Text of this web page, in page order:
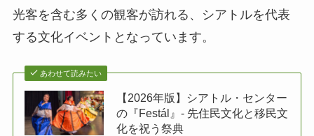
光客を含む多くの観客が訪れる、シアトルを代表
する文化イベントとなっています。
あわせて読みたい
【2026年版】シアトル・センター
の『Festál』- 先住民文化と移民文
化を祝う祭典